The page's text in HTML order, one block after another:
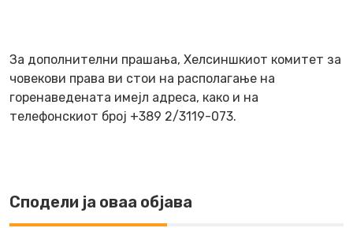
За дополнителни прашања, Хелсиншкиот комитет за
човекови права ви стои на располагање на
горенаведената имејл адреса, како и на
телефонскиот број +389 2/3119-073.
Сподели ја оваа објава